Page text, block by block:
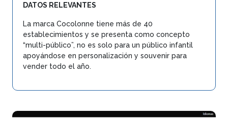
DATOS RELEVANTES
La marca Cocolonne tiene más de 40
establecimientos y se presenta como concepto
“multi-público”, no es solo para un público infantil
apoyándose en personalización y souvenir para
vender todo el año.